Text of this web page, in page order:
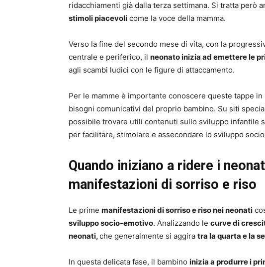
ridacchiamenti già dalla terza settimana. Si tratta però
stimoli piacevoli come la voce della mamma.
Verso la fine del secondo mese di vita, con la
centrale e periferico, il neonato inizia ad emettere le
agli scambi ludici con le figure di attaccamento.
Per le mamme è importante conoscere queste tappe
bisogni comunicativi del proprio bambino. Su siti
possibile trovare utili contenuti sullo sviluppo infantile
per facilitare, stimolare e assecondare lo sviluppo
Quando iniziano a ridere i
manifestazioni di sorriso e riso
Le prime manifestazioni di sorriso e riso nei neonati
sviluppo socio-emotivo. Analizzando le curve di
neonati,che generalmente si aggira tra la quarta e la
In questa delicata fase, il bambino inizia a produrre i